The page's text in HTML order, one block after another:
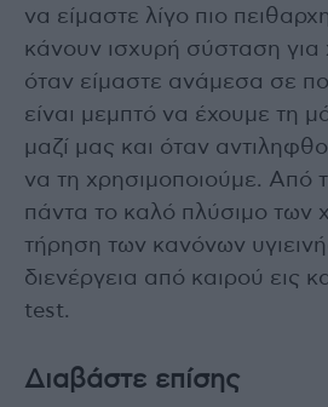
να είμαστε λίγο πιο
κάνουν ισχυρή σύσταση
όταν είμαστε ανάμεσα σε
είναι μεμπτό να έχουμε τη
μαζί μας και όταν
να τη χρησιμοποιούμε. Από
πάντα το καλό πλύσιμο των
τήρηση των κανόνων
διενέργεια από καιρού εις
test.
Διαβάστε επίσης